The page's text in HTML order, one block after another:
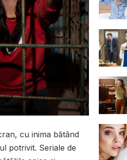
cu inima bătând
potrivit. Seriale de